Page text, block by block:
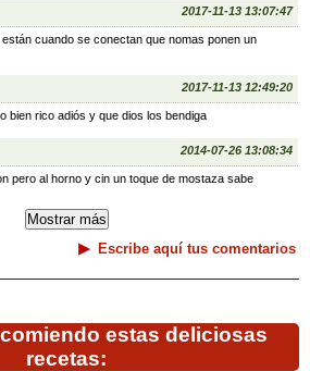
2017-11-13 13:07:47
cuando se conectan que nomas ponen un
2017-11-13 12:49:20
bien rico adiós y que dios los bendiga
2014-07-26 13:08:34
pero al horno y cin un toque de mostaza sabe
Escribe aquí tus comentarios
estas deliciosas
recetas: